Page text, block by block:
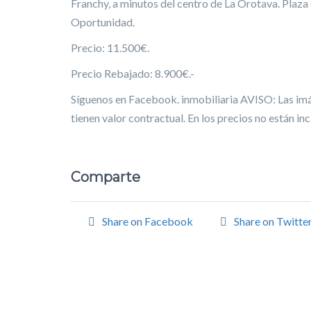
Franchy, a minutos del centro de La Orotava.
Oportunidad.
Precio: 11.500€.
Precio Rebajado: 8.900€.-
Síguenos en Facebook. inmobiliaria AVISO: Las
tienen valor contractual. En los precios no están
Comparte
Share on Facebook Share on